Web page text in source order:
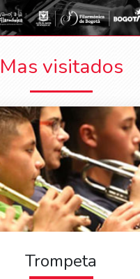
Mas visitados
Trompeta